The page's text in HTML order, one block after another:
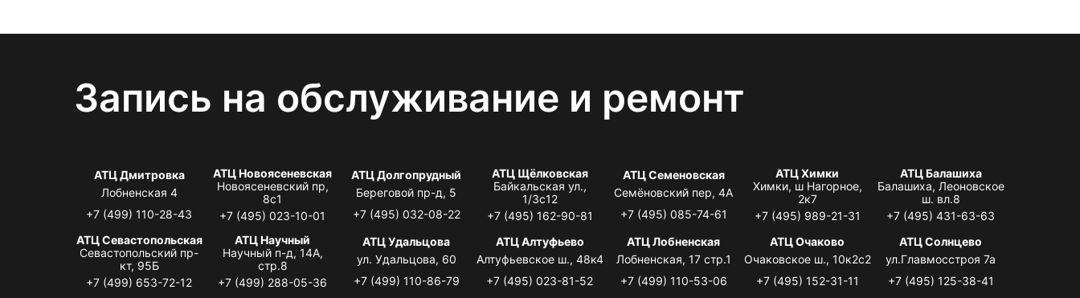
Запись на обслуживание и ремонт
АТЦ Дмитровка
Лобненская 4
+7 (499) 110-28-43
АТЦ Новоясеневская
Новоясеневский пр,
8с1
+7 (495) 023-10-01
АТЦ Долгопрудный
Береговой пр-д, 5
+7 (495) 032-08-22
АТЦ Щёлковская
Байкальская ул.,
1/3с12
+7 (495) 162-90-81
АТЦ Семеновская
Семёновский пер, 4А
+7 (495) 085-74-61
АТЦ Химки
Химки, ш Нагорное,
2к7
+7 (495) 989-21-31
АТЦ Балашиха
Балашиха, Леоновское
ш. вл.8
+7 (495) 431-63-63
АТЦ Севастопольская
Севастопольский пр-
кт, 95Б
+7 (499) 653-72-12
АТЦ Научный
Научный п-д, 14А,
стр.8
+7 (499) 288-05-36
АТЦ Удальцова
ул. Удальцова, 60
+7 (499) 110-86-79
АТЦ Алтуфьево
Алтуфьевское ш., 48к4
+7 (495) 023-81-52
АТЦ Лобненская
Лобненская, 17 стр.1
+7 (499) 110-53-06
АТЦ Очаково
Очаковское ш., 10к2с2
+7 (495) 152-31-11
АТЦ Солнцево
ул.Главмосстроя 7а
+7 (495) 125-38-41